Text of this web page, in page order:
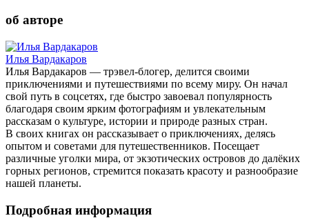
об авторе
Илья Вардакаров
Илья Вардакаров — трэвел-блогер, делится своими
приключениями и путешествиями по всему миру. Он начал
свой путь в соцсетях, где быстро завоевал популярность
благодаря своим ярким фотографиям и увлекательным
рассказам о культуре, истории и природе разных стран.
В своих книгах он рассказывает о приключениях, делясь
опытом и советами для путешественников. Посещает
различные уголки мира, от экзотических островов до далёких
горных регионов, стремится показать красоту и разнообразие
нашей планеты.
Подробная информация